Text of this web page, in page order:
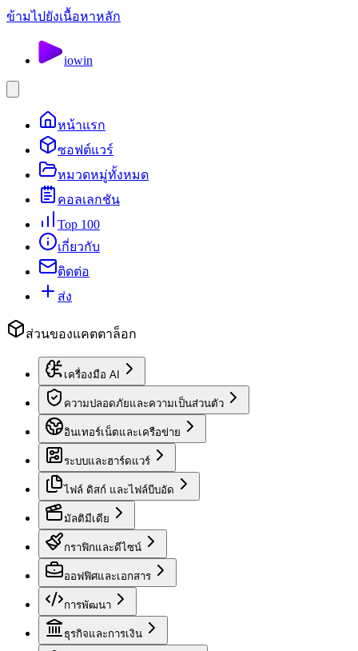
ข้ามไปยังเนื้อหาหลัก
iowin
หน้าแรก
ซอฟต์แวร์
หมวดหมู่ทั้งหมด
คอลเลกชัน
Top 100
เกี่ยวกับ
ติดต่อ
ส่ง
ส่วนของแคตตาล็อก
เครื่องมือ AI
ความปลอดภัยและความเป็นส่วนตัว
อินเทอร์เน็ตและเครือข่าย
ระบบและฮาร์ดแวร์
ไฟล์ ดิสก์ และไฟล์บีบอัด
มัลติมีเดีย
กราฟิกและดีไซน์
ออฟฟิศและเอกสาร
การพัฒนา
ธุรกิจและการเงิน